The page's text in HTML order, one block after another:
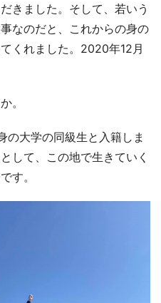
きました。そして、若いう
なのだと、これからの身の
くれました。2020年12月
。
大学の同級生と入籍しま
して、この地で生きていく
す。